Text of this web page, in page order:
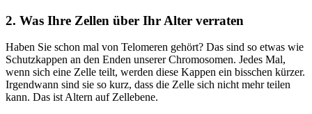
2. Was Ihre Zellen über Ihr Alter verraten
Haben Sie schon mal von Telomeren gehört? Das sind so etwas wie
Schutzkappen an den Enden unserer Chromosomen. Jedes Mal,
wenn sich eine Zelle teilt, werden diese Kappen ein bisschen kürzer.
Irgendwann sind sie so kurz, dass die Zelle sich nicht mehr teilen
kann. Das ist Altern auf Zellebene.